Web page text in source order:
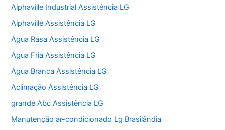
Alphaville Industrial Assistência LG
Alphaville Assistência LG
Água Rasa Assistência LG
Água Fria Assistência LG
Água Branca Assistência LG
Aclimação Assistência LG
grande Abc Assistência LG
Manutenção ar-condicionado Lg Brasilândia